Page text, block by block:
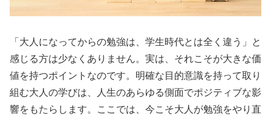
「大人になってからの勉強は、学生時代とは全く違う」と
感じる方は少なくありません。実は、それこそが大きな価
値を持つポイントなのです。明確な目的意識を持って取り
組む大人の学びは、人生のあらゆる側面でポジティブな影
響をもたらします。ここでは、今こそ大人が勉強をやり直